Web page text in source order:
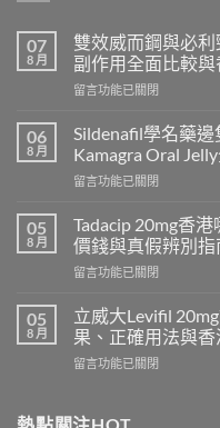
07
8 月
雙效威而鋼與必利
副作用全面比較
在
效
威
而
鋼
必
利
勁
怎
選？
2026
效
留言功能已關閉
06
8 月
Sildenafil學名藥
Kamagra Oral
在
學
名
藥
邊
好？
Cenforce-
100、
Kamagra
留言功能已關閉
05
8 月
Tadacip 20mg香
價錢與真假辨別指
在
20mg
香
港
哪
犀
留言功能已關閉
05
8 月
立威大Levifil
果、正確用法與
在
大
留言功能已關閉